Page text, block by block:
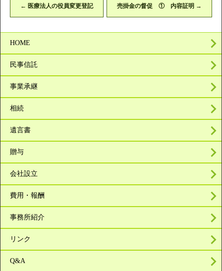
← 医療法人の役員変更登記 売掛金の督促 ① 内容証明 →
HOME
民事信託
事業承継
相続
遺言書
贈与
会社設立
費用・報酬
事務所紹介
リンク
Q&A